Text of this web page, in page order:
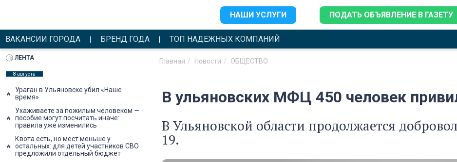
НАШИ УСЛУГИ ПОДАТЬ ОБЪЯВЛЕНИЕ В ГАЗЕТУ
ВАКАНСИИ ГОРОДА БРЕНД ГОДА ТОП НАДЕЖНЫХ КОМПАНИЙ
Главная Новости ОБЩЕСТВО
В ульяновских МФЦ 450 человек
В Ульяновской области продолжается
19.
ЛЕНТА
8 августа
Ураган в Ульяновске убил «Наше
время»
Ухаживаете за пожилым человеком —
пособие могут посчитать иначе:
правила уже изменились
Квота есть, но мест меньше у
остальных: для детей участников СВО
предложили отдельный бюджет